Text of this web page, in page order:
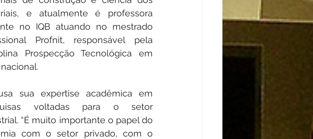
e atualmente é professora
no IQB atuando no mestrado
Profnit, responsável pela
Prospecção Tecnológica em
sua expertise acadêmica em
voltadas para o setor
“É muito importante o papel do
com o setor privado, com o